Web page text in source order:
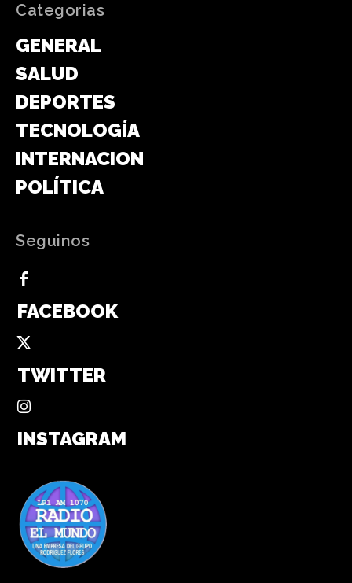
Categorias
GENERAL
SALUD
DEPORTES
TECNOLOGÍA
INTERNACIONAL
POLÍTICA
Seguinos
FACEBOOK
TWITTER
INSTAGRAM